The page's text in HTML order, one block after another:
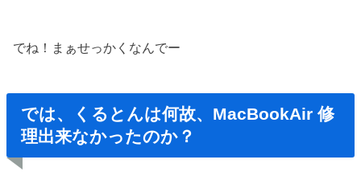
でね！まぁせっかくなんでー
では、くるとんは何故、MacBookAir 修
理出来なかったのか？